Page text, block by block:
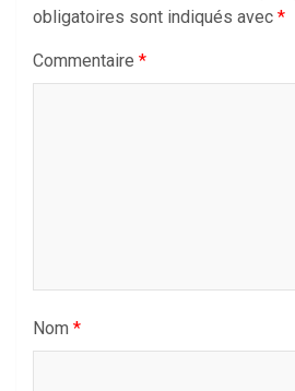
obligatoires sont indiqués avec *
Commentaire *
Nom *